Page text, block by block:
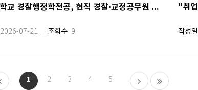
중부대학교 경찰행정학전공, 현직 경찰·교정공무원 졸업생 멘토링 프로그램 운영
2026-07-21 조회수 9 작성일
1 2 3 4 5